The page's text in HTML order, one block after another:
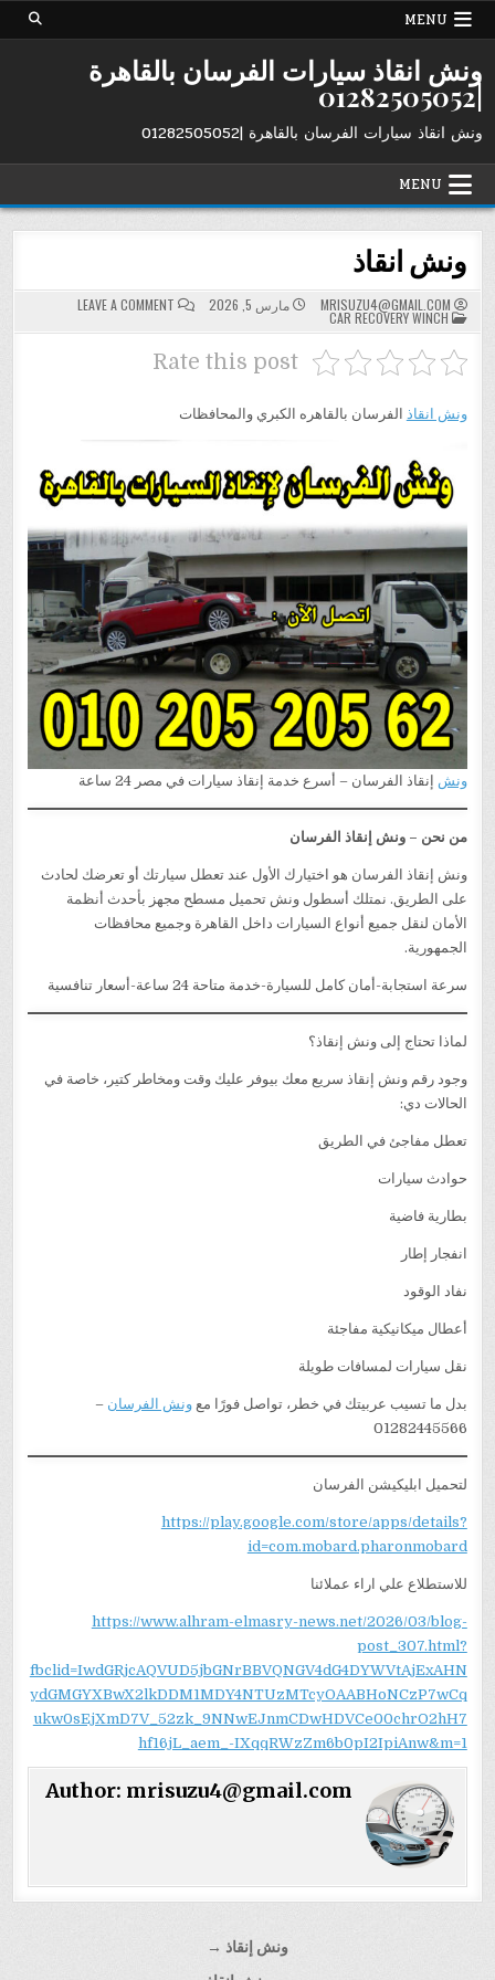
Skip
MENU
ونش انقاذ سيارات الفرسان بالقاهرة
|01282505052
ونش انقاذ سيارات الفرسان بالقاهرة |01282505052
MENU
ونش انقاذ
MRISUZU4@GMAIL.COM مارس 5, 2026 LEAVE A COMMENT
ON
ونش
انقاذ
POSTED
IN
CAR RECOVERY WINCH
Rate this post
ونش انقاذ الفرسان بالقاهره الكبري والمحافظات
ونش إنقاذ الفرسان – أسرع خدمة إنقاذ سيارات في مصر 24 ساعة
من نحن – ونش إنقاذ الفرسان
ونش إنقاذ الفرسان هو اختيارك الأول عند تعطل سيارتك أو تعرضك لحادث
على الطريق. نمتلك أسطول ونش تحميل مسطح مجهز بأحدث أنظمة
الأمان لنقل جميع أنواع السيارات داخل القاهرة وجميع محافظات
الجمهورية.
سرعة استجابة-أمان كامل للسيارة-خدمة متاحة 24 ساعة-أسعار تنافسية
لماذا تحتاج إلى ونش إنقاذ؟
وجود رقم ونش إنقاذ سريع معك بيوفر عليك وقت ومخاطر كتير، خاصة في
الحالات دي:
تعطل مفاجئ في الطريق
حوادث سيارات
بطارية فاضية
انفجار إطار
نفاد الوقود
أعطال ميكانيكية مفاجئة
نقل سيارات لمسافات طويلة
بدل ما تسيب عربيتك في خطر، تواصل فورًا معونش الفرسان –
01282445566
لتحميل ابليكيشن الفرسان
https://play.google.com/store/apps/details?
id=com.mobard.pharonmobard
للاستطلاع علي اراء عملائنا
https://www.alhram-elmasry-news.net/2026/03/blog-
post_307.html?
fbclid=IwdGRjcAQVUD5jbGNrBBVQNGV4dG4DYWVtAjExAHN
ydGMGYXBwX2lkDDM1MDY4NTUzMTcyOAABHoNCzP7wCq
ukw0sEjXmD7V_52zk_9NNwEJnmCDwHDVCe00chrO2hH7
hf16jL_aem_-IXqqRWzZm6b0pI2IpiAnw&m=1
Author: mrisuzu4@gmail.com
ونش إنقاذ →